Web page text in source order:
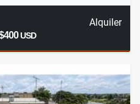
Alquiler
USD